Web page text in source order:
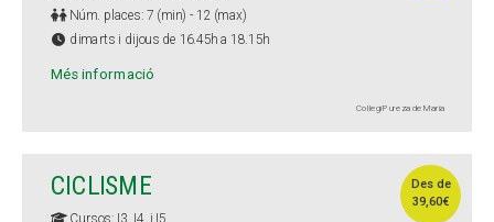
Núm. places: 7 (min) - 12 (max)
dimarts i dijous de 16.45h a 18.15h
Més informació
Col·legi Pureza de María
Des de
39,60€
CICLISME
Cursos: I3, I4, i I5